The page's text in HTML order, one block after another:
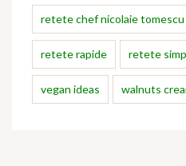
retete chef nicolaie tomescu
retete rapide retete
vegan ideas walnuts